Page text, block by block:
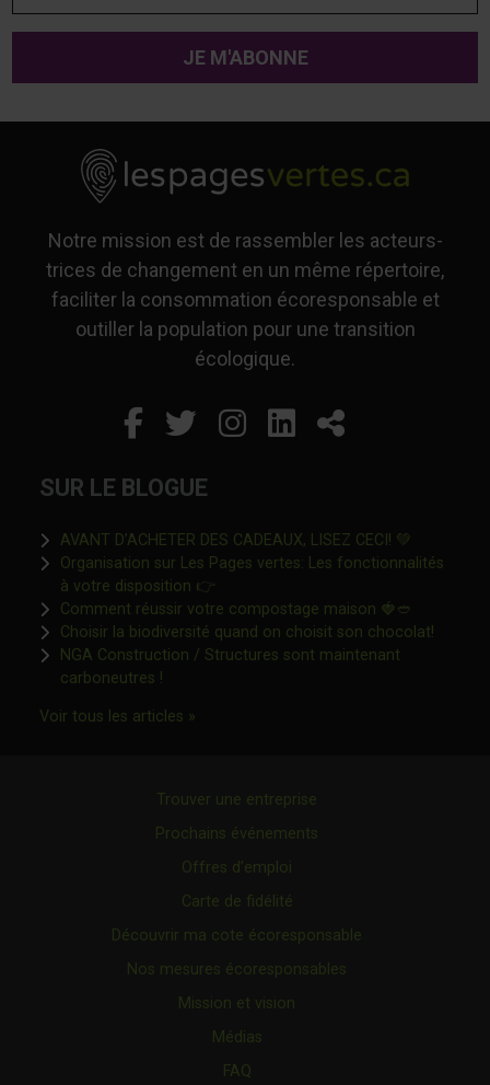
Notre mission est de rassembler les acteurs-
trices de changement en un même répertoire,
faciliter la consommation écoresponsable et
outiller la population pour une transition
écologique.
Facebook
Ce lien s'ouvrira dans
Twitter
Ce lien s'ouvrira
Instagram
Ce lien s'ouvrira
LinkedIn
Ce lienPartager
SUR LE BLOGUE
AVANT D’ACHETER DES CADEAUX, LISEZ CECI! 💚
Organisation sur Les Pages vertes: Les fonctionnalités
à votre disposition 👉Ce lien s'ouvrira dans une nouvelle
Comment réussir votre compostage maison 🍓🥙
Choisir la biodiversité quand on choisit son chocolat!Ce lien
NGA Construction / Structures sont maintenant
carboneutres !Ce lien s'ouvrira dans une nouvelle fenêtre"
Voir tous les articles »Ce lien s'ouvrira dans une nouvelle
Trouver une entreprise
Prochains événements
Offres d’emploi
Carte de fidélité
Découvrir ma cote écoresponsable
Nos mesures écoresponsables
Mission et vision
Médias
FAQ